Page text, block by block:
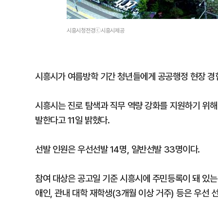
시흥시청전경ⓒ시흥시제공
시흥시가 여름방학 기간 청년들에게 공공행정 현장 경
시흥시는 진로 탐색과 직무 역량 강화를 지원하기 위
발한다고 11일 밝혔다.
선발 인원은 우선선발 14명, 일반선발 33명이다.
참여 대상은 공고일 기준 시흥시에 주민등록이 돼 있
애인, 관내 대학 재학생(3개월 이상 거주) 등은 우선